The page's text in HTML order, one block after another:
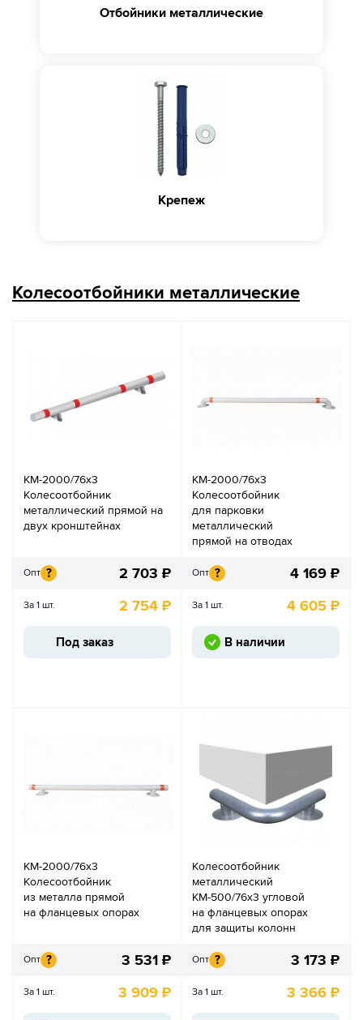
Отбойники металлические
Крепеж
Колесоотбойники металлические
КМ-2000/76х3
Колесоотбойник
металлический прямой на
двух кронштейнах
Опт ? 2 703 ₽
За 1 шт. 2 754 ₽
Под заказ
КМ-2000/76х3
Колесоотбойник
для парковки
металлический
прямой на отводах
Опт ? 4 169 ₽
За 1 шт. 4 605 ₽
В наличии
КМ-2000/76х3
Колесоотбойник
из металла прямой
на фланцевых опорах
Опт ? 3 531 ₽
За 1 шт. 3 909 ₽
Колесоотбойник
металлический
КМ-500/76х3 угловой
на фланцевых опорах
для защиты колонн
Опт ? 3 173 ₽
За 1 шт. 3 366 ₽